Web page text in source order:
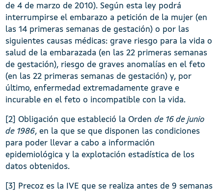
de 4 de marzo de 2010). Según esta ley podrá
interrumpirse el embarazo a petición de la mujer (en
las 14 primeras semanas de gestación) o por las
siguientes causas médicas: grave riesgo para la vida o
salud de la embarazada (en las 22 primeras semanas
de gestación), riesgo de graves anomalías en el feto
(en las 22 primeras semanas de gestación) y, por
último, enfermedad extremadamente grave e
incurable en el feto o incompatible con la vida.
[2] Obligación que estableció la Ordende 16 de junio
de 1986, en la que se que disponen las condiciones
para poder llevar a cabo a información
epidemiológica y la explotación estadística de los
datos obtenidos.
[3] Precoz es la IVE que se realiza antes de 9 semanas